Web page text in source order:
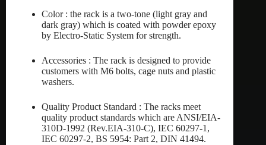
Color : the rack is a two-tone (light gray and
dark gray) which is coated with powder epoxy
by Electro-Static System for strength.
Accessories : The rack is designed to provide
customers with M6 bolts, cage nuts and plastic
washers.
Quality Product Standard : The racks meet
quality product standards which are ANSI/EIA-
310D-1992 (Rev.EIA-310-C), IEC 60297-1,
IEC 60297-2, BS 5954: Part 2, DIN 41494.